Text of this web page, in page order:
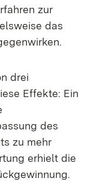
zur
das
drei
Effekte: Ein
des
zu mehr
erhielt die